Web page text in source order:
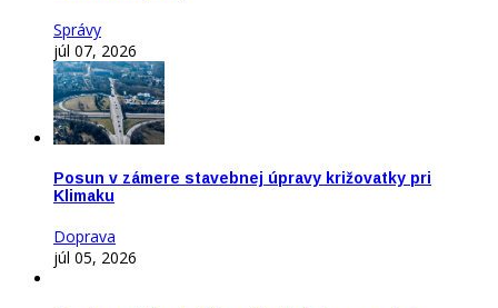
Správy
júl 07, 2026
Posun v zámere stavebnej úpravy križovatky pri
Klimaku
Doprava
júl 05, 2026